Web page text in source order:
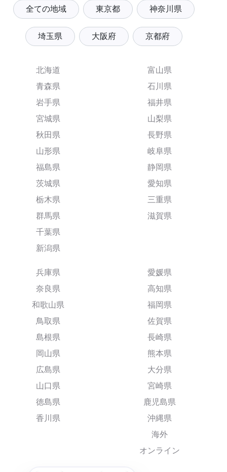
全ての地域 東京都 神奈川県
埼玉県 大阪府 京都府
北海道
青森県
岩手県
宮城県
秋田県
山形県
福島県
茨城県
栃木県
群馬県
千葉県
新潟県
富山県
石川県
福井県
山梨県
長野県
岐阜県
静岡県
愛知県
三重県
滋賀県
兵庫県
奈良県
和歌山県
鳥取県
島根県
岡山県
広島県
山口県
徳島県
香川県
愛媛県
高知県
福岡県
佐賀県
長崎県
熊本県
大分県
宮崎県
鹿児島県
沖縄県
海外
オンライン